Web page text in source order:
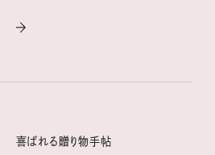
喜ばれる贈り物手帖